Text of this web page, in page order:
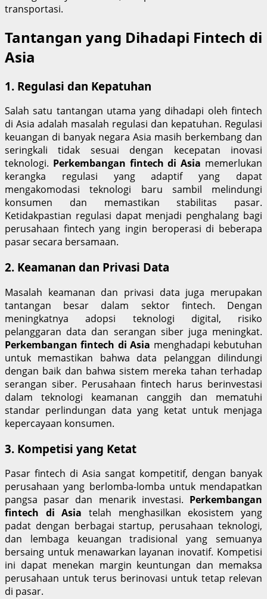
transportasi.
Tantangan yang Dihadapi Fintech di
Asia
1. Regulasi dan Kepatuhan
Salah satu tantangan utama yang dihadapi oleh fintech
di Asia adalah masalah regulasi dan kepatuhan. Regulasi
keuangan di banyak negara Asia masih berkembang dan
seringkali tidak sesuai dengan kecepatan inovasi
teknologi. Perkembangan fintech di Asia memerlukan
kerangka regulasi yang adaptif yang dapat
mengakomodasi teknologi baru sambil melindungi
konsumen dan memastikan stabilitas pasar.
Ketidakpastian regulasi dapat menjadi penghalang bagi
perusahaan fintech yang ingin beroperasi di beberapa
pasar secara bersamaan.
2. Keamanan dan Privasi Data
Masalah keamanan dan privasi data juga merupakan
tantangan besar dalam sektor fintech. Dengan
meningkatnya adopsi teknologi digital, risiko
pelanggaran data dan serangan siber juga meningkat.
Perkembangan fintech di Asia menghadapi kebutuhan
untuk memastikan bahwa data pelanggan dilindungi
dengan baik dan bahwa sistem mereka tahan terhadap
serangan siber. Perusahaan fintech harus berinvestasi
dalam teknologi keamanan canggih dan mematuhi
standar perlindungan data yang ketat untuk menjaga
kepercayaan konsumen.
3. Kompetisi yang Ketat
Pasar fintech di Asia sangat kompetitif, dengan banyak
perusahaan yang berlomba-lomba untuk mendapatkan
pangsa pasar dan menarik investasi. Perkembangan
fintech di Asia telah menghasilkan ekosistem yang
padat dengan berbagai startup, perusahaan teknologi,
dan lembaga keuangan tradisional yang semuanya
bersaing untuk menawarkan layanan inovatif. Kompetisi
ini dapat menekan margin keuntungan dan memaksa
perusahaan untuk terus berinovasi untuk tetap relevan
di pasar.